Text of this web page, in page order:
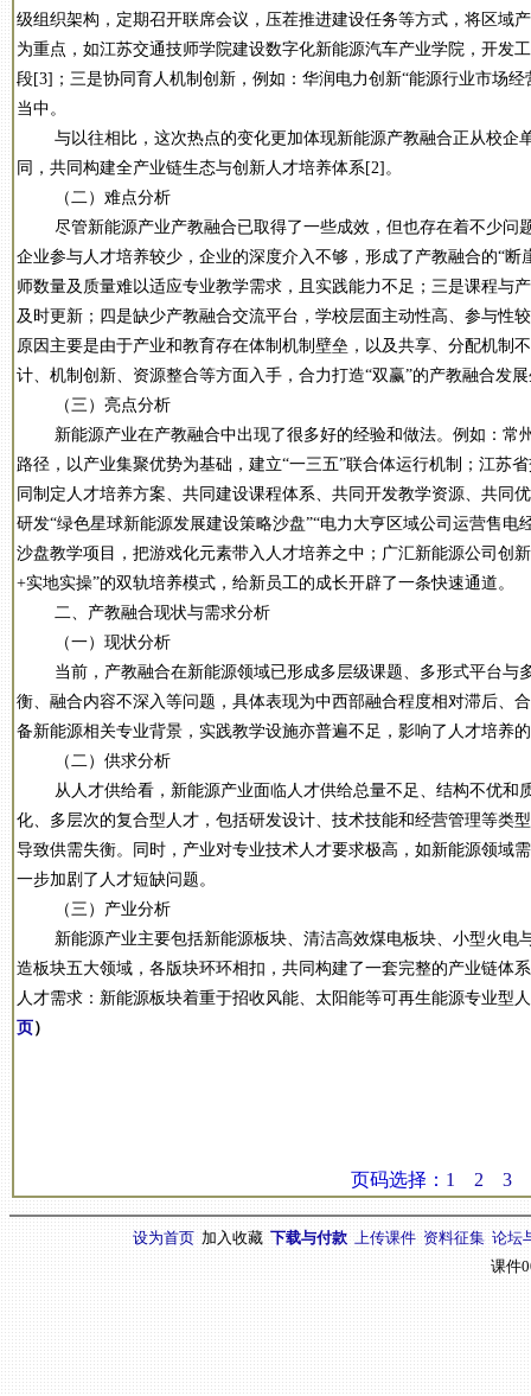
级组织架构，定期召开联席会议，压茬推进建设任务等方式，将区域
为重点，如江苏交通技师学院建设数字化新能源汽车产业学院，开发
段[3]；三是协同育人机制创新，例如：华润电力创新“能源行业市场
当中。
与以往相比，这次热点的变化更加体现新能源产教融合正从校企
同，共同构建全产业链生态与创新人才培养体系[2]。
（二）难点分析
尽管新能源产业产教融合已取得了一些成效，但也存在着不少问
企业参与人才培养较少，企业的深度介入不够，形成了产教融合的“断
师数量及质量难以适应专业教学需求，且实践能力不足；三是课程与
及时更新；四是缺少产教融合交流平台，学校层面主动性高、参与性
原因主要是由于产业和教育存在体制机制壁垒，以及共享、分配机制
计、机制创新、资源整合等方面入手，合力打造“双赢”的产教融合发
（三）亮点分析
新能源产业在产教融合中出现了很多好的经验和做法。例如：常
路径，以产业集聚优势为基础，建立“一三五”联合体运行机制；江苏
同制定人才培养方案、共同建设课程体系、共同开发教学资源、共同
研发“绿色星球新能源发展建设策略沙盘”“电力大亨区域公司运营售电
沙盘教学项目，把游戏化元素带入人才培养之中；广汇新能源公司创
+实地实操”的双轨培养模式，给新员工的成长开辟了一条快速通道。
二、产教融合现状与需求分析
（一）现状分析
当前，产教融合在新能源领域已形成多层级课题、多形式平台与
衡、融合内容不深入等问题，具体表现为中西部融合程度相对滞后、
备新能源相关专业背景，实践教学设施亦普遍不足，影响了人才培养
（二）供求分析
从人才供给看，新能源产业面临人才供给总量不足、结构不优和
化、多层次的复合型人才，包括研发设计、技术技能和经营管理等类
导致供需失衡。同时，产业对专业技术人才要求极高，如新能源领域
一步加剧了人才短缺问题。
（三）产业分析
新能源产业主要包括新能源板块、清洁高效煤电板块、小型火电
造板块五大领域，各版块环环相扣，共同构建了一套完整的产业链体
人才需求：新能源板块着重于招收风能、太阳能等可再生能源专业型
页）
页码选择： 1 2 3
设为首页 加入收藏 下载与付款 上传课件 资料征集 论坛
课件